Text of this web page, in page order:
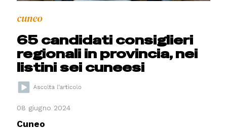
cuneo
65 candidati consiglieri
regionali in provincia, nei
listini sei cuneesi
08 giugno 2024
Cuneo